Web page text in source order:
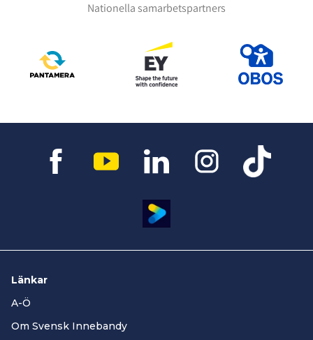
Nationella samarbetspartners
Länkar
A-Ö
Om Svensk Innebandy